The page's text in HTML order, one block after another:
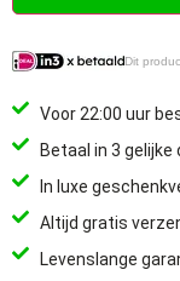
Dit
Voor 22:00 uur
Betaal in 3
In luxe
Altijd gratis
Levenslange